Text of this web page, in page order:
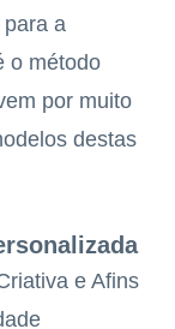
a
o método
por muito
destas
e Afins